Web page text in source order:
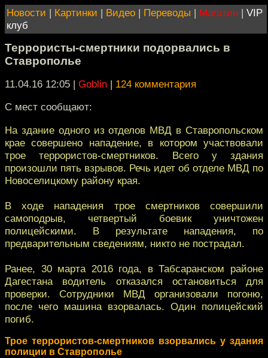
Новости | Картинки | Видео | Переводы | Магазин | VIP
клуб
Террористы-смертники подорвались в
Ставрополье
11.04.16 12:05 | Goblin | 124 комментария
С мест сообщают:
На здание одного из отделов МВД в Ставропольском
крае совершено нападение, в котором участвовали
трое террористов-смертников. Всего у здания
произошли пять взрывов. Речь идет об отделе МВД по
Новоселицкому району края.
В ходе нападения трое смертников совершили
самоподрыв, четвертый боевик уничтожен
полицейскими. В результате нападения, по
предварительным сведениям, никто не пострадал.
Ранее, 30 марта 2016 года, в Табсаранском районе
Дагестана водитель отказался остановиться для
проверки. Сотрудники МВД организовали погоню,
после чего машина взорвалась. Один полицейский
погиб.
Трое террористов-смертников взорвались у здания
полиции в Ставрополье